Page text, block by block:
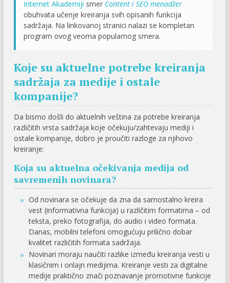
Internet Akademiji smer Content i SEO menadžer
obuhvata učenje kreiranja svih opisanih funkcija
sadržaja. Na linkovanoj stranici nalazi se kompletan
program ovog veoma popularnog smera.
Koje su aktuelne potrebe kreiranja
sadržaja za medije i ostale
kompanije?
Da bismo došli do aktuelnih veština za potrebe kreiranja
različitih vrsta sadržaja koje očekuju/zahtevaju mediji i
ostale kompanije, dobro je proučiti razloge za njihovo
kreiranje:
Koja su aktuelna očekivanja medija od
savremenih novinara?
Od novinara se očekuje da zna da samostalno kreira
vest (informativna funkcija) u različitim formatima – od
teksta, preko fotografija, do audio i video formata.
Danas, mobilni telefoni omogućuju prilično dobar
kvalitet različitih formata sadržaja.
Novinari moraju naučiti razlike između kreiranja vesti u
klasičnim i onlajn medijima. Kreiranje vesti za digitalne
medije praktično znači poznavanje promotivne funkcije